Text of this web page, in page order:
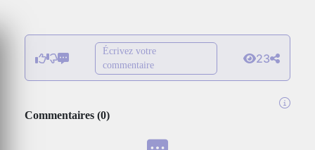
Écrivez votre
commentaire
23
Commentaires (0)